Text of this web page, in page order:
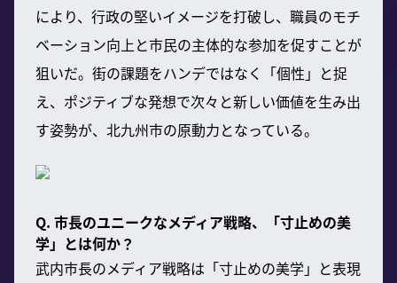
により、行政の堅いイメージを打破し、職員のモチ
ベーション向上と市民の主体的な参加を促すことが
狙いだ。街の課題をハンデではなく「個性」と捉
え、ポジティブな発想で次々と新しい価値を生み出
す姿勢が、北九州市の原動力となっている。
Q. 市長のユニークなメディア戦略、「寸止めの美
学」とは何か？
武内市長のメディア戦略は「寸止めの美学」と表現